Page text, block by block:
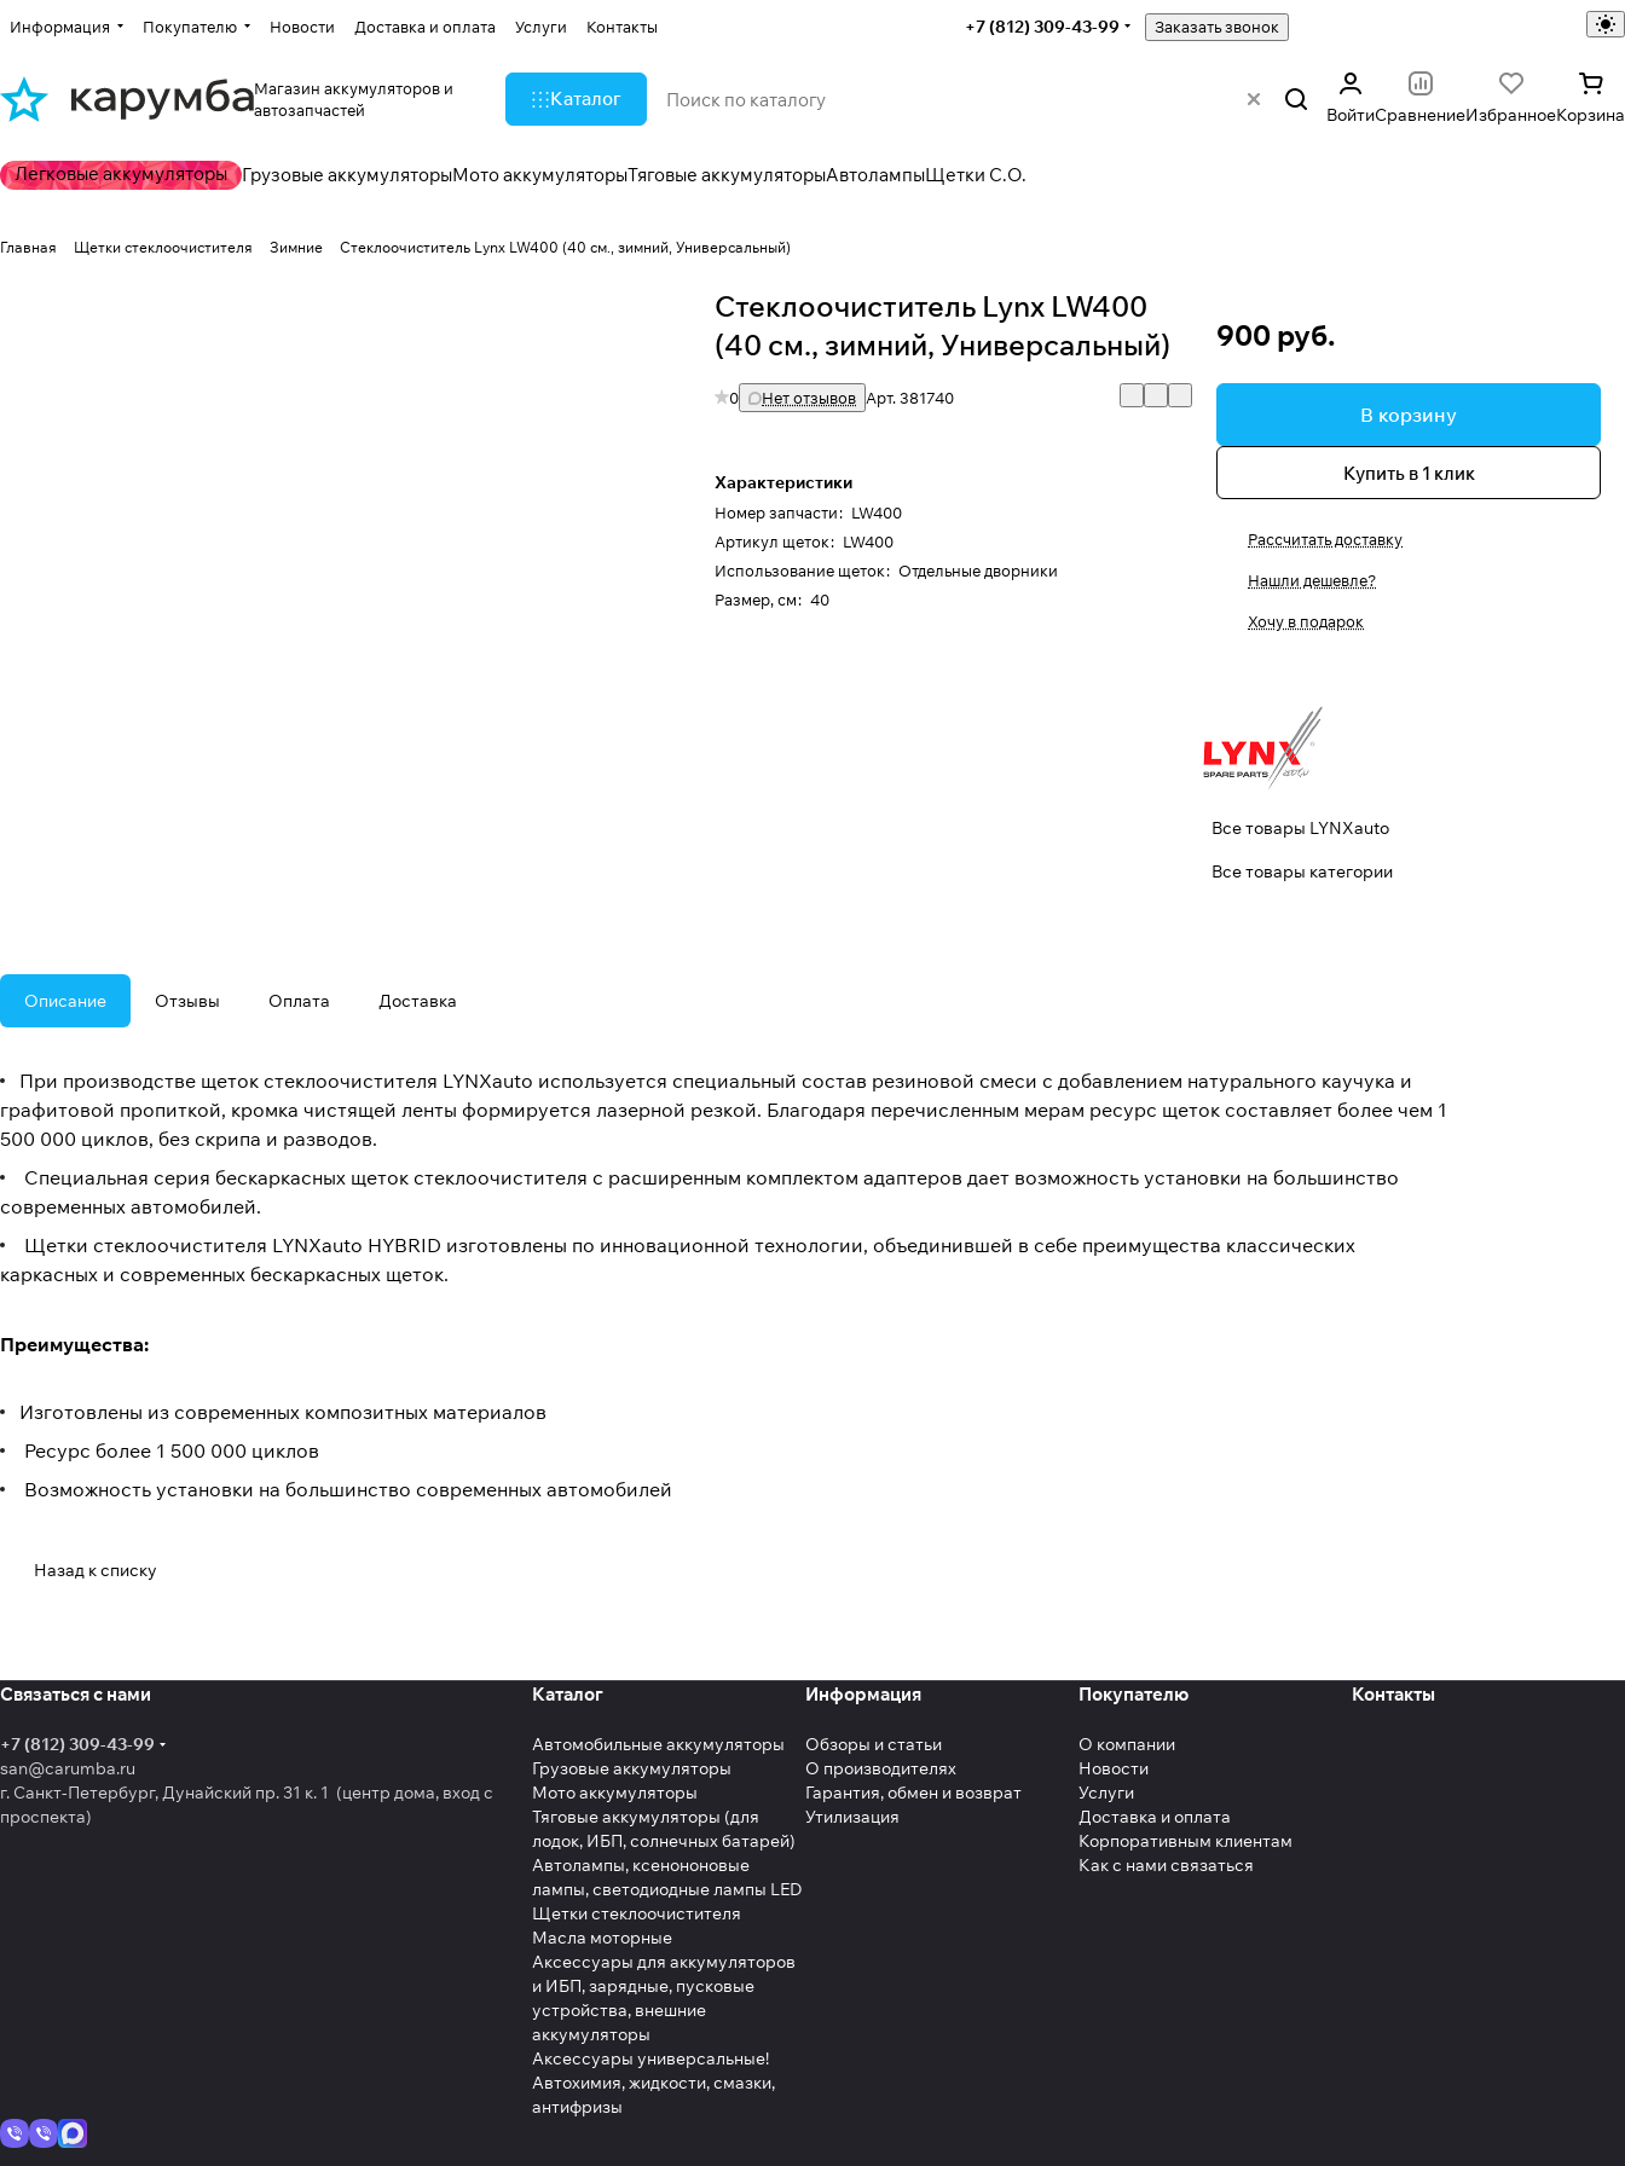
Информация Покупателю Новости Доставка и оплата Услуги Контакты +7 (812) 309-43-99 Заказать звонок
Магазин аккумуляторов и
автозапчастей
Каталог
ВойтиСравнениеИзбранноеКорзина
Легковые аккумуляторы Грузовые аккумуляторыМото аккумуляторыТяговые аккумуляторыАвтолампыЩетки С.О.
Главная Щетки стеклоочистителя Зимние Стеклоочиститель Lynx LW400 (40 см., зимний, Универсальный)
Стеклоочиститель Lynx LW400
(40 см., зимний, Универсальный)
0 Нет отзывов Арт.381740
Характеристики
Номер запчасти: LW400
Артикул щеток: LW400
Использование щеток: Отдельные дворники
Размер, см: 40
900 руб.
В корзину
Купить в 1 клик
Рассчитать доставку
Нашли дешевле?
Хочу в подарок
Все товары LYNXauto
Все товары категории
Описание Отзывы Оплата Доставка
При производстве щеток стеклоочистителя LYNXauto используется специальный состав резиновой смеси с добавлением натурального каучука и
графитовой пропиткой, кромка чистящей ленты формируется лазерной резкой. Благодаря перечисленным мерам ресурс щеток составляет более чем 1
500 000 циклов, без скрипа и разводов.
Специальная серия бескаркасных щеток стеклоочистителя с расширенным комплектом адаптеров дает возможность установки на большинство
современных автомобилей.
Щетки стеклоочистителя LYNXauto HYBRID изготовлены по инновационной технологии, объединившей в себе преимущества классических
каркасных и современных бескаркасных щеток.
Преимущества:
Изготовлены из современных композитных материалов
Ресурс более 1 500 000 циклов
Возможность установки на большинство современных автомобилей
Назад к списку
Связаться с нами
+7 (812) 309-43-99
san@carumba.ru
г. Санкт-Петербург, Дунайский пр. 31 к. 1 (центр дома, вход с
проспекта)
Каталог
Автомобильные аккумуляторы
Грузовые аккумуляторы
Мото аккумуляторы
Тяговые аккумуляторы (для
лодок, ИБП, солнечных батарей)
Автолампы, ксенононовые
лампы, светодиодные лампы LED
Щетки стеклоочистителя
Масла моторные
Аксессуары для аккумуляторов
и ИБП, зарядные, пусковые
устройства, внешние
аккумуляторы
Аксессуары универсальные!
Автохимия, жидкости, смазки,
антифризы
Информация
Обзоры и статьи
О производителях
Гарантия, обмен и возврат
Утилизация
Покупателю
О компании
Новости
Услуги
Доставка и оплата
Корпоративным клиентам
Как с нами связаться
Контакты